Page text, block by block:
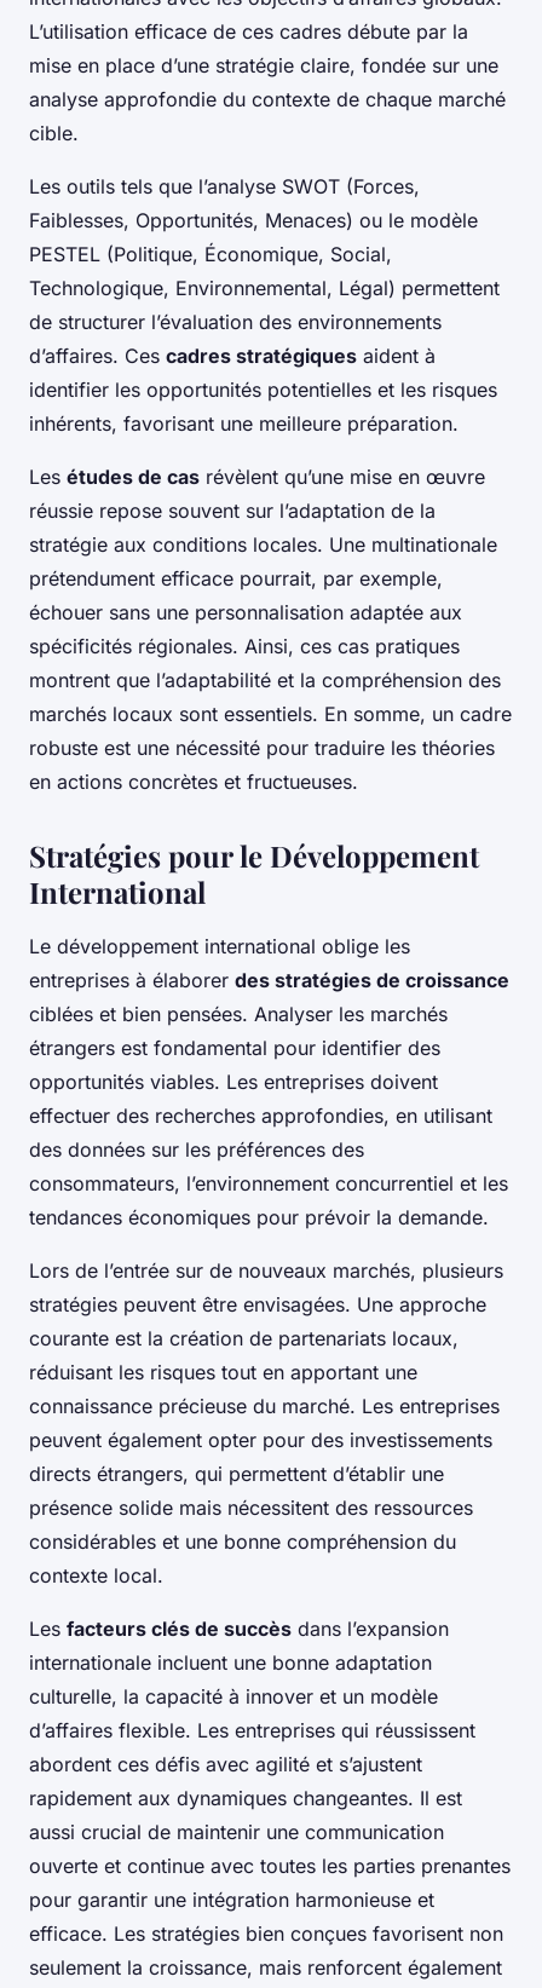
L’utilisation efficace de ces cadres débute par la
mise en place d’une stratégie claire, fondée sur une
analyse approfondie du contexte de chaque marché
cible.
Les outils tels que l’analyse SWOT (Forces,
Faiblesses, Opportunités, Menaces) ou le modèle
PESTEL (Politique, Économique, Social,
Technologique, Environnemental, Légal) permettent
de structurer l’évaluation des environnements
d’affaires. Ces cadres stratégiques aident à
identifier les opportunités potentielles et les risques
inhérents, favorisant une meilleure préparation.
Les études de cas révèlent qu’une mise en œuvre
réussie repose souvent sur l’adaptation de la
stratégie aux conditions locales. Une multinationale
prétendument efficace pourrait, par exemple,
échouer sans une personnalisation adaptée aux
spécificités régionales. Ainsi, ces cas pratiques
montrent que l’adaptabilité et la compréhension des
marchés locaux sont essentiels. En somme, un cadre
robuste est une nécessité pour traduire les théories
en actions concrètes et fructueuses.
Stratégies pour le Développement
International
Le développement international oblige les
entreprises à élaborer des stratégies de croissance
ciblées et bien pensées. Analyser les marchés
étrangers est fondamental pour identifier des
opportunités viables. Les entreprises doivent
effectuer des recherches approfondies, en utilisant
des données sur les préférences des
consommateurs, l’environnement concurrentiel et les
tendances économiques pour prévoir la demande.
Lors de l’entrée sur de nouveaux marchés, plusieurs
stratégies peuvent être envisagées. Une approche
courante est la création de partenariats locaux,
réduisant les risques tout en apportant une
connaissance précieuse du marché. Les entreprises
peuvent également opter pour des investissements
directs étrangers, qui permettent d’établir une
présence solide mais nécessitent des ressources
considérables et une bonne compréhension du
contexte local.
Les facteurs clés de succès dans l’expansion
internationale incluent une bonne adaptation
culturelle, la capacité à innover et un modèle
d’affaires flexible. Les entreprises qui réussissent
abordent ces défis avec agilité et s’ajustent
rapidement aux dynamiques changeantes. Il est
aussi crucial de maintenir une communication
ouverte et continue avec toutes les parties prenantes
pour garantir une intégration harmonieuse et
efficace. Les stratégies bien conçues favorisent non
seulement la croissance, mais renforcent également